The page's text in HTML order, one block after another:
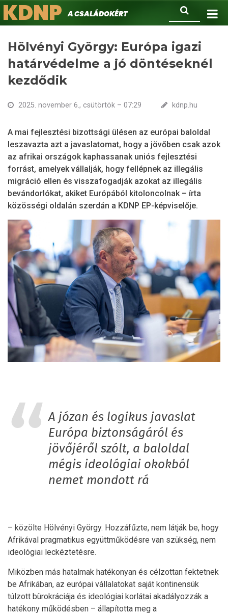
Ugrás
a
Keresés
KDNPA családokért.
Hölvényi György: Európa igazi
határvédelme a jó döntéseknél
kezdődik
2025. november 6., csütörtök – 07:29 kdnp.hu
A mai fejlesztési bizottsági ülésen az európai baloldal
leszavazta azt a javaslatomat, hogy a jövőben csak azok
az afrikai országok kaphassanak uniós fejlesztési
forrást, amelyek vállalják, hogy fellépnek az illegális
migráció ellen és visszafogadják azokat az illegális
bevándorlókat, akiket Európából kitoloncolnak – írta
közösségi oldalán szerdán a KDNP EP-képviselője.
A józan és logikus javaslat
Európa biztonságáról és
jövőjéről szólt, a baloldal
mégis ideológiai okokból
nemet mondott rá
– közölte Hölvényi György. Hozzáfűzte, nem látják be, hogy
Afrikával pragmatikus együttműködésre van szükség, nem
ideológiai leckéztetésre.
Miközben más hatalmak hatékonyan és célzottan fektetnek
be Afrikában, az európai vállalatokat saját kontinensük
túlzott bürokráciája és ideológiai korlátai akadályozzák a
hatékony működésben – állapította meg a